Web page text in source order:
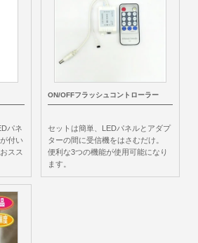
パネ
付い
スス
ON/OFFフラッシュコントローラー
セットは簡単、LEDパネルとアダプ
ターの間に受信機をはさむだけ。
便利な3つの機能が使用可能になり
ます。